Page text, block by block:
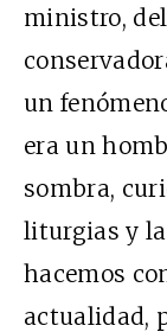
ministro,
un
era un
sombra,
liturgias y
hacemos
actualidad,